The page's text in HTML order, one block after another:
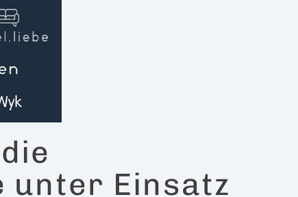
unter Einsatz